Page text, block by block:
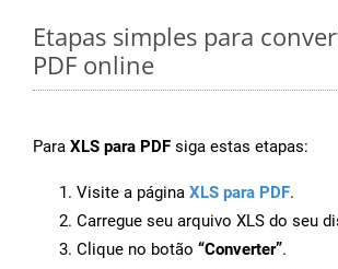
Etapas simples para
PDF online
Para XLS para PDF siga estas etapas:
Visite a página XLS para PDF.
Carregue seu arquivo XLS do seu
Clique no botão “Converter”.